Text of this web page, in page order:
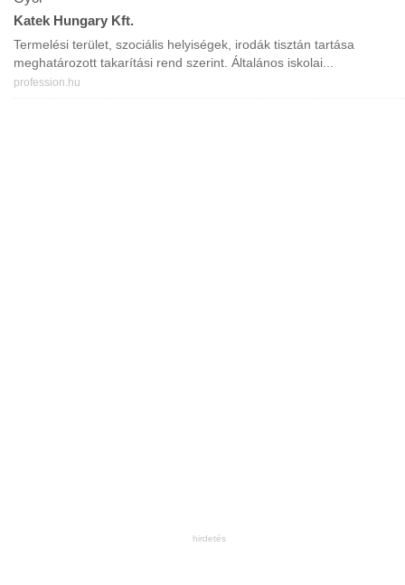
Katek Hungary Kft.
Termelési terület, szociális helyiségek, irodák tisztán tartása
meghatározott takarítási rend szerint. Általános iskolai...
profession.hu